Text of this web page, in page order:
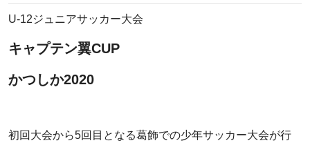
U-12ジュニアサッカー大会
キャプテン翼CUP
かつしか2020
初回大会から5回目となる葛飾での少年サッカー大会が行